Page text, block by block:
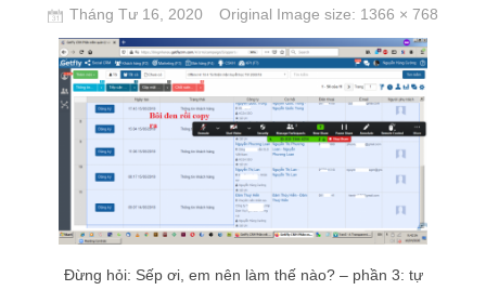
Tháng Tư 16, 2020 Original Image size: 1366 × 768
Đừng hỏi: Sếp ơi, em nên làm thế nào? – phần 3: tự